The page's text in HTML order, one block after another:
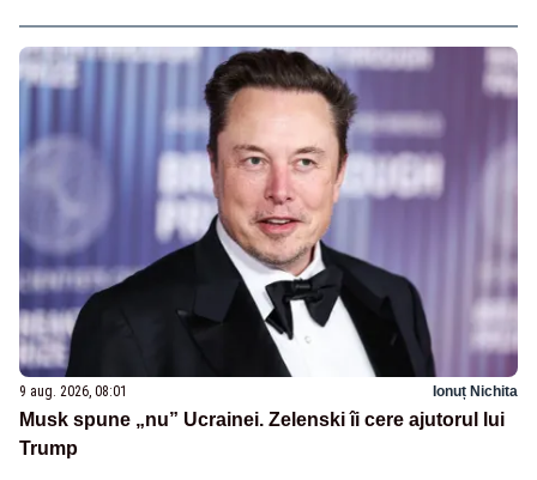
9 aug. 2026, 08:01 Ionuț Nichita
Musk spune „nu” Ucrainei. Zelenski îi cere ajutorul lui
Trump